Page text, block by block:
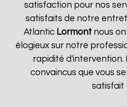
satisfaction pour nos
satisfaits de notre
Atlantic Lormont nous
élogieux sur notre
rapidité d'intervention.
convaincus que vous
satisfait